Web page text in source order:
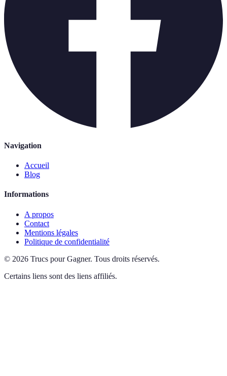
Navigation
Accueil
Blog
Informations
A propos
Contact
Mentions légales
Politique de confidentialité
© 2026 Trucs pour Gagner. Tous droits réservés.
Certains liens sont des liens affiliés.